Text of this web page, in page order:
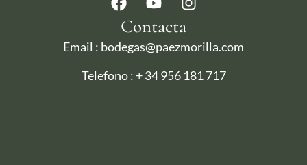
Contacta
Email : bodegas@paezmorilla.com
Telefono : + 34 956 181 717